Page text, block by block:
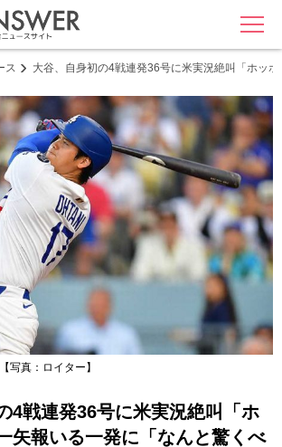
MENU
ス 大谷、自身初の4戦連発36号に米実況絶叫「ホッ
写真：ロイター】
4戦連発36号に米実況絶叫「ホ
報いる一発に「なんと驚くべ